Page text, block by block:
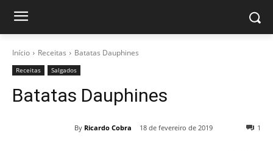
Início Receitas Batatas Dauphines
Receitas Salgados
Batatas Dauphines
By Ricardo Cobra 18 de fevereiro de 2019 1